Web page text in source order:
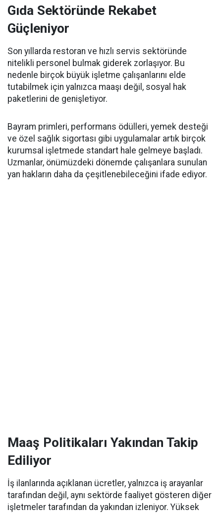
Gıda Sektöründe Rekabet
Güçleniyor
Son yıllarda restoran ve hızlı servis sektöründe
nitelikli personel bulmak giderek zorlaşıyor. Bu
nedenle birçok büyük işletme çalışanlarını elde
tutabilmek için yalnızca maaşı değil, sosyal hak
paketlerini de genişletiyor.
Bayram primleri, performans ödülleri, yemek desteği
ve özel sağlık sigortası gibi uygulamalar artık birçok
kurumsal işletmede standart hale gelmeye başladı.
Uzmanlar, önümüzdeki dönemde çalışanlara sunulan
yan hakların daha da çeşitlenebileceğini ifade ediyor.
Maaş Politikaları Yakından Takip
Ediliyor
İş ilanlarında açıklanan ücretler, yalnızca iş arayanlar
tarafından değil, aynı sektörde faaliyet gösteren diğer
işletmeler tarafından da yakından izleniyor. Yüksek